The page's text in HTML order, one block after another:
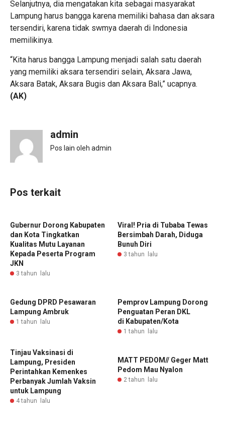
Selanjutnya, dia mengatakan kita sebagai masyarakat
Lampung harus bangga karena memiliki bahasa dan aksara
tersendiri, karena tidak swmya daerah di Indonesia
memilikinya.
“Kita harus bangga Lampung menjadi salah satu daerah
yang memiliki aksara tersendiri selain, Aksara Jawa,
Aksara Batak, Aksara Bugis dan Aksara Bali,” ucapnya.
(AK)
admin
Pos lain oleh admin
Pos terkait
Gubernur Dorong Kabupaten
dan Kota Tingkatkan
Kualitas Mutu Layanan
Kepada Peserta Program
JKN
3 tahun lalu
Viral! Pria di Tubaba Tewas
Bersimbah Darah, Diduga
Bunuh Diri
3 tahun lalu
‎Gedung DPRD Pesawaran
Lampung Ambruk
1 tahun lalu
Pemprov Lampung Dorong
Penguatan Peran DKL
di Kabupaten/Kota ‎
1 tahun lalu
Tinjau Vaksinasi di
Lampung, Presiden
Perintahkan Kemenkes
Perbanyak Jumlah Vaksin
untuk Lampung
4 tahun lalu
MATT PEDOM// Geger Matt
Pedom Mau Nyalon
2 tahun lalu